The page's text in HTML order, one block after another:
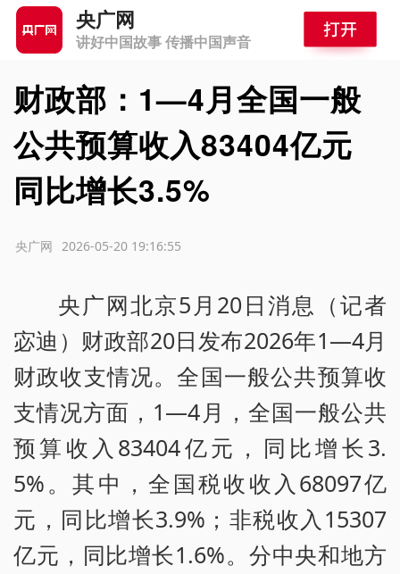
央广网
讲好中国故事 传播中国声音
财政部：1—4月全国一般
公共预算收入83404亿元
同比增长3.5%
2026-05-20 19:16:55
央广网
央广网北京5月20日消息（记者
宓迪）财政部20日发布2026年1—4月
财政收支情况。全国一般公共预算收
支情况方面，1—4月，全国一般公共
预算收入83404亿元，同比增长3.
5%。其中，全国税收收入68097亿
元，同比增长3.9%；非税收入15307
亿元，同比增长1.6%。分中央和地方